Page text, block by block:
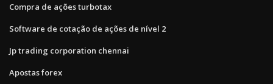
Compra de ações turbotax
Software de cotação de ações de nível 2
Jp trading corporation chennai
Apostas forex